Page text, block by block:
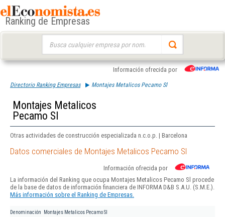
Ranking de Empresas
Información ofrecida por
Directorio Ranking Empresas Montajes Metalicos Pecamo Sl
Montajes Metalicos
Pecamo Sl
Otras actividades de construcción especializada n.c.o.p. | Barcelona
Datos comerciales de Montajes Metalicos Pecamo Sl
Información ofrecida por
La información del Ranking que ocupa Montajes Metalicos Pecamo Sl procede
de la base de datos de información financiera de INFORMA D&B S.A.U. (S.M.E.).
Más información sobre el Ranking de Empresas.
Denominación Montajes Metalicos Pecamo Sl